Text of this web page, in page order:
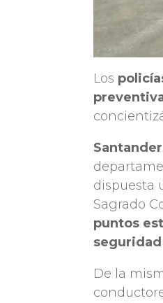
Los
Santander
dispuesta
Sagrado
puntos
seguridad
De la